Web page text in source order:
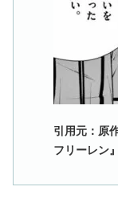
引用元：原
フリーレン